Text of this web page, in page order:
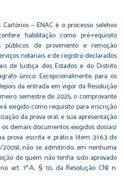
– ENAC é o processo seletivo
habilitação como pré-requisito
públicos de provimento e remoção
notariais e de registro declarados
de Justiça dos Estados e do Distrito
único. Excepcionalmente, para os
da entrada em vigor da Resolução
semestre de 2025, o comprovante
exigido como requisito para inscrição
da prova oral, e sua apresentação
demais documentos exigidos dos(as)
prova escrita e prática (item 3.1.6.3 do
2009), não se admitindo, em nenhuma
de quem não tenha sido aprovado
art. 1º-A, § 10, da Resolução CNJ n.